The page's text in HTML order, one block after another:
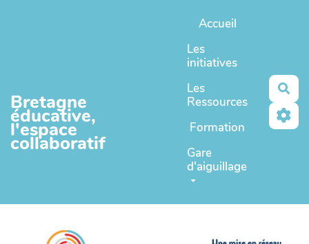
Bretagne
éducative,
l'espace
collaboratif
Accueil
Les
initiatives
Les
Ressources
Formation
Gare
d'aiguillage